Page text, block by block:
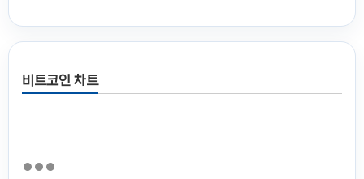
비트코인 차트